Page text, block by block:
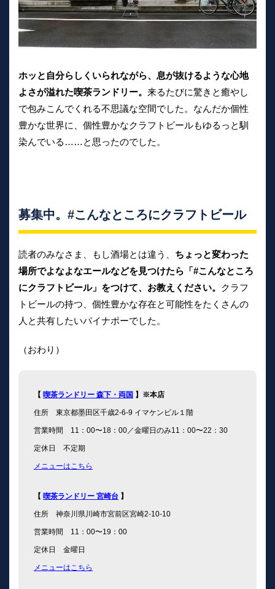
ホッと自分らしくいられながら、息が抜けるような心地
よさが溢れた喫茶ランドリー。 来るたびに驚きと癒やし
で包みこんでくれる不思議な空間でした。なんだか個性
豊かな世界に、個性豊かなクラフトビールもゆるっと馴
染んでいる……と思ったのでした。
募集中。#こんなところにクラフトビール
読者のみなさま、もし酒場とは違う、 ちょっと変わった
場所でよなよなエールなどを見つけたら「#こんなところ
にクラフトビール」をつけて、お教えください。 クラフ
トビールの持つ、個性豊かな存在と可能性をたくさんの
人と共有したいパイナポーでした。
（おわり）
【 喫茶ランドリー 森下・両国 】※本店
住所 東京都墨田区千歳2-6-9 イマケンビル１階
営業時間 11：00〜18：00／金曜日のみ11：00〜22：30
定休日 不定期
メニューはこちら
【 喫茶ランドリー 宮崎台 】
住所 神奈川県川崎市宮前区宮崎2-10-10
営業時間 11：00〜19：00
定休日 金曜日
メニューはこちら